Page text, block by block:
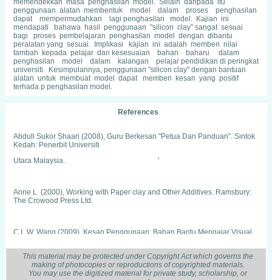
memendekkan masa penghasilan model. Selain daripada itu
penggunaan alatan membentuk model dalam proses penghasilan
dapat mempermudahkan lagi penghasilan model. Kajian ini
mendapati bahawa hasil penggunaan "silicon clay" sangat sesuai
bagi proses pembelajaran penghasilan model dengan dibantu
peralatan yang sesuai. Implikasi kajian ini adalah memberi nilai
tambah kepada pelajar dan kesesuaian bahan baharu dalam
penghasilan model dalam kalangan pelajar pendidikan di peringkat
universiti. Kesimpulannya, penggunaan "silicon clay" dengan bantuan
alatan untuk membuat model dapat memberi kesan yang positif
terhada p penghasilan model.
References
Abdull Sukor Shaari (2008), Guru Berkesan "Petua Dan Panduan". Sintok
Kedah: Penerbit Universiti
Utara Malaysia. '
Anne.L (2000), Working with Paper clay and Other Additives. Ramsbury:
The Crowood Press Ltd.
C.L.W. Wang (2009), Kesan Penggunaan Bahan Bantu Mengajar Visual
Tahun Tiga, Seminar penyelidikan Tindakan IPG KBL Tahun 2012, ms 87-
This material may be protected under Copyright Act which governs the
making of photocopies or reproductions of copyrighted materials.
You may use the digitized material for private study, scholarship, or